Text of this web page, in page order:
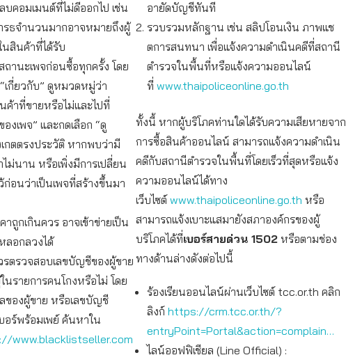
คอมเมนต์ที่ไม่ดีออกไป เช่น
รธจำนวนมากอาจหมายถึงผู้
นสินค้าที่ได้รับ
านะเพจก่อนซื้อทุกครั้ง โดย
เกี่ยวกับ” ดูหมวดหมู่ว่า
ค้าที่ขายหรือไม่และไปที่
องเพจ” และกดเลือก “ดู
กตตรงประวัติ หากพบว่ามี
ม่นาน หรือเพิ่งมีการเปลี่ยน
ก่อนว่าเป็นเพจที่สร้างขึ้นมา
ถูกเกินควร อาจเข้าข่ายเป็น
ลอกลวงได้
รตรวจสอบเลขบัญชีของผู้ขาย
รายการคนโกงหรือไม่ โดย
ของผู้ขาย หรือเลขบัญชี
อร์พร้อมเพย์ ค้นหาใน
www.blacklistseller.com
อายัดบัญชีทันที
รวบรวมหลักฐาน เช่น สลิปโอนเงิน ภาพแช
ตการสนทนา เพื่อแจ้งความดำเนินคดีที่สถานี
ตำรวจในพื้นที่หรือแจ้งความออนไลน์
ที่ www.thaipoliceonline.go.th
ทั้งนี้ หากผู้บริโภคท่านใดได้รับความเสียหายจาก
การซื้อสินค้าออนไลน์ สามารถแจ้งความดำเนิน
คดีกับสถานีตำรวจในพื้นที่โดยเร็วที่สุดหรือแจ้ง
ความออนไลน์ได้ทาง
เว็บไซต์ www.thaipoliceonline.go.th หรือ
สามารถแจ้งเบาะแสมายังสภาองค์กรของผู้
บริโภคได้ที่เบอร์สายด่วน 1502 หรือตามช่อง
ทางด้านล่างดังต่อไปนี้
ร้องเรียนออนไลน์ผ่านเว็บไซต์ tcc.or.th คลิก
ลิงก์ https://crm.tcc.or.th/?
entryPoint=Portal&action=complain…
ไลน์ออฟฟิเชียล (Line Official) :